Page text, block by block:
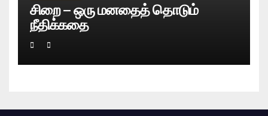
சிறை – ஒரு மனதைத் தொடும்
நீதிக்கதை